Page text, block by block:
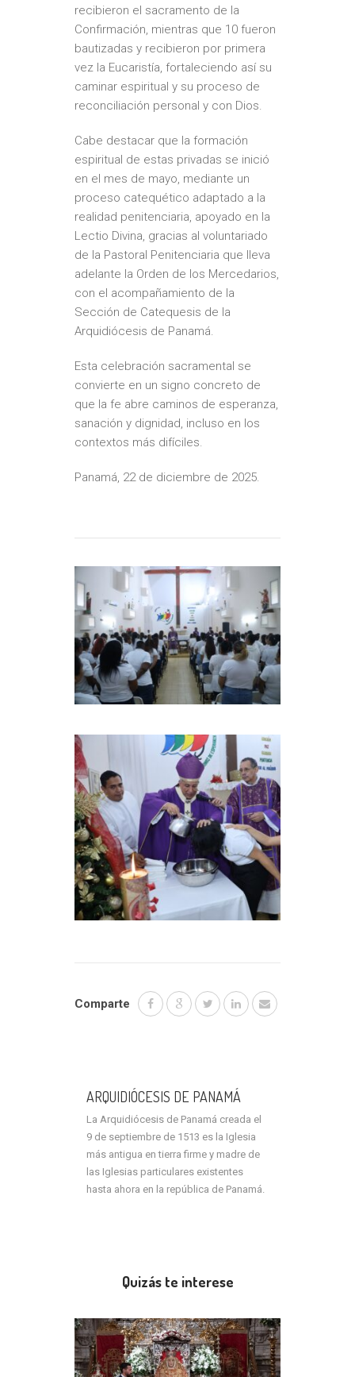
recibieron el sacramento de la
Confirmación, mientras que 10 fueron
bautizadas y recibieron por primera
vez la Eucaristía, fortaleciendo así su
caminar espiritual y su proceso de
reconciliación personal y con Dios.
Cabe destacar que la formación
espiritual de estas privadas se inició
en el mes de mayo, mediante un
proceso catequético adaptado a la
realidad penitenciaria, apoyado en la
Lectio Divina, gracias al voluntariado
de la Pastoral Penitenciaria que lleva
adelante la Orden de los Mercedarios,
con el acompañamiento de la
Sección de Catequesis de la
Arquidiócesis de Panamá.
Esta celebración sacramental se
convierte en un signo concreto de
que la fe abre caminos de esperanza,
sanación y dignidad, incluso en los
contextos más difíciles.
Panamá, 22 de diciembre de 2025.
Comparte
ARQUIDIÓCESIS DE PANAMÁ
La Arquidiócesis de Panamá creada el
9 de septiembre de 1513 es la Iglesia
más antigua en tierra firme y madre de
las Iglesias particulares existentes
hasta ahora en la república de Panamá.
Quizás te interese